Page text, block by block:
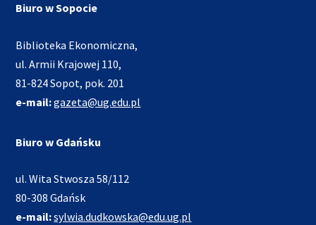
Biuro w Sopocie
Biblioteka Ekonomiczna,
ul. Armii Krajowej 110,
81-824 Sopot, pok. 201
e-mail:gazeta@ug.edu.pl
Biuro w Gdańsku
ul. Wita Stwosza 58/112
80-308 Gdańsk
e-mail:sylwia.dudkowska@edu.ug.pl